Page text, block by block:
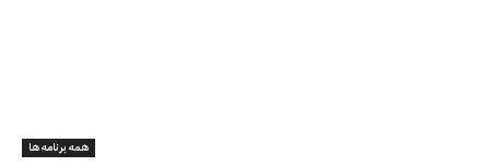
همه برنامه ها